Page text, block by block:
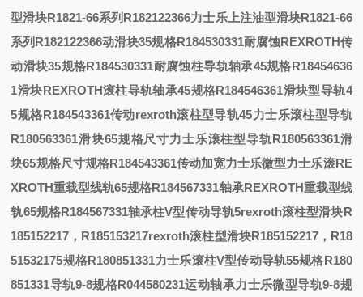
型滑块R1821-66系列R182122366力士乐上注油型滑块R1821-66
系列R182122366动滑块35规格R184530331耐腐蚀REXROTH传
动滑块35规格R184530331耐腐蚀柱导轨轴承45规格R18454636
1滑块REXROTH滚柱导轨轴承45规格R184546361滑块型导轨4
5规格R184543361传动rexroth滚柱型导轨45力士乐滚柱型导轨
R180563361滑块65规格尺寸力士乐滚柱型导轨R180563361滑
块65规格尺寸规格R184543361传动加宽力士乐微型力士乐滚RE
XROTH重载型线轨65规格R184567331轴承REXROTH重载型线
轨65规格R184567331轴承柱V型传动导轨5rexroth滚柱型滑块R
185152217，R185153217rexroth滚柱型滑块R185152217，R18
51532175规格R180851331力士乐滚柱V型传动导轨55规格R180
851331导轨9-8规格R044580231运动轴承力士乐微型导轨9-8规